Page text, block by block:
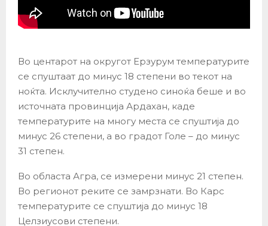
Во центарот на округот Ерзурум температурите
се спуштаат до минус 18 степени во текот на
ноќта. Исклучително студено синоќа беше и во
источната провинција Ардахан, каде
температурите на многу места се спуштија до
минус 26 степени, а во градот Голе – до минус
31 степен.
Во областа Агра, се измерени минус 21 степен.
Во регионот реките се замрзнати. Во Карс
температурите се спуштија до минус 18
Целзиусови степени.